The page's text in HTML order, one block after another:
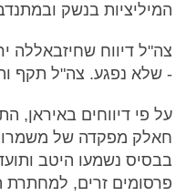
המיליציות בנשק
צה"ל דיווח שחיזבאללה
- שלא נפגע. צה"ל תקף
על פי דיווחים באיראן,
חאלק מפקדה של
בבסיס נשמעו היטב
פרסומים זרים, למחתרת